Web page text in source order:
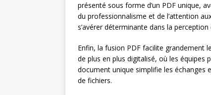
présenté sous forme d’un PDF unique,
du professionnalisme et de l’attention
s’avérer déterminante dans la
Enfin, la fusion PDF facilite grandement
de plus en plus digitalisé, où les équipes
document unique simplifie les échanges
de fichiers.